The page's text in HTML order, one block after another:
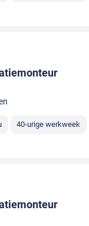
40-urige werkweek